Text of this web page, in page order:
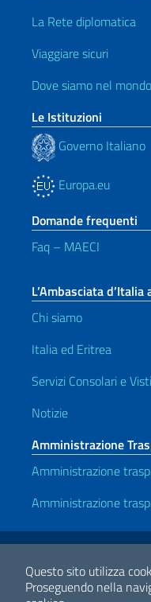
Questo sito utilizza
Proseguendo nella
La Rete diplomatica
Viaggiare sicuri
Dove siamo nel mondo
Le Istituzioni
Governo Italiano
Europa.eu
Domande frequenti
Faq – MAECI
L’Ambasciata d’Italia
Chi siamo
Italia ed Eritrea
Servizi Consolari e Visti
Notizie
Amministrazione
Amministrazione
Amministrazione
Link Utili